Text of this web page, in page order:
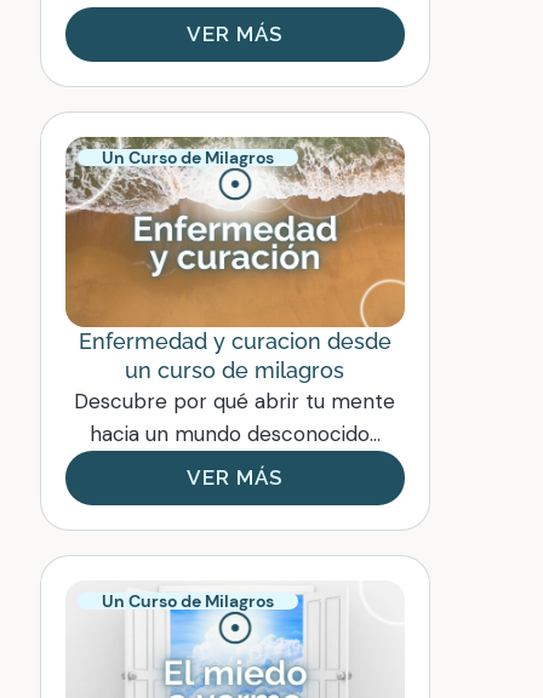
VER MÁS
Un Curso de Milagros
Enfermedad y curacion desde
un curso de milagros
Descubre por qué abrir tu mente
hacia un mundo desconocido...
VER MÁS
Un Curso de Milagros